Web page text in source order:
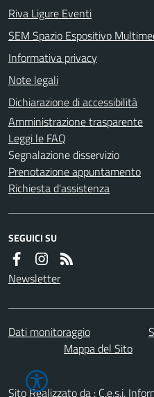
Riva Ligure Eventi
SEM Spazio Espositivo
Informativa privacy
Note legali
Dichiarazione di accessibilità
Amministrazione trasparente
Leggi le FAQ
Segnalazione disservizio
Prenotazione appuntamento
Richiesta d'assistenza
SEGUICI SU
Newsletter
Dati monitoraggio
Mappa del Sito
Sito Realizzato da : C.e.s.i.